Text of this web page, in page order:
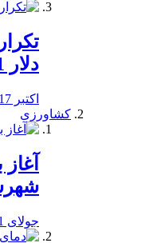
دلار 11 400
اکتبر 17, 2019
کشاورزی
جولای 1, 2020